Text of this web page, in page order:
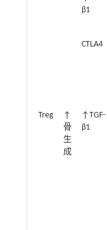
β1
CTLA4
Treg
↑
骨
生
成
↑TGF-
β1